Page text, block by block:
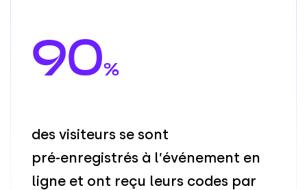
90%
des visiteurs se sont
pré-enregistrés à l’événement en
ligne et ont reçu leurs codes par